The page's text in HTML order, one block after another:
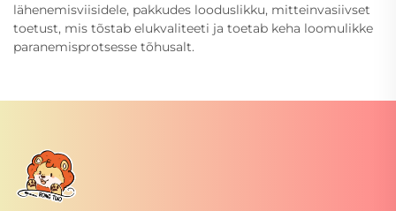
lähenemisviisidele, pakkudes looduslikku, mitteinvasiivset
toetust, mis tõstab elukvaliteeti ja toetab keha loomulikke
paranemisprotsesse tõhusalt.